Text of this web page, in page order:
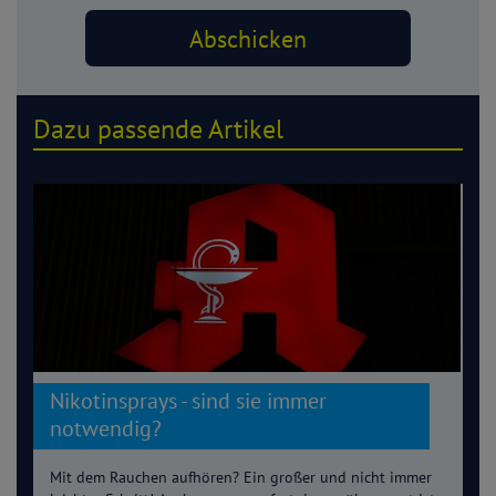
Dazu passende Artikel
Nikotinsprays - sind sie immer
notwendig?
Mit dem Rauchen aufhören? Ein großer und nicht immer